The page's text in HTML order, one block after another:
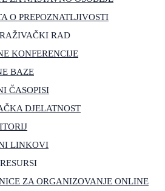
O PREPOZNATLJIVOSTI
RAD
KONFERENCIJE
BAZE
ČASOPISI
DJELATNOST
LINKOVI
ZA ORGANIZOVANJE ONLINE